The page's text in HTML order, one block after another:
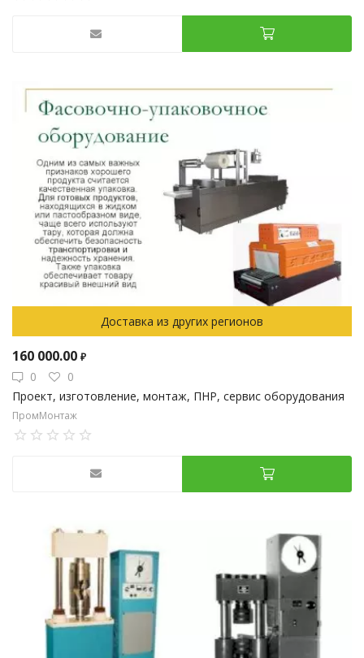
Доставка из других регионов
160 000.00 ₽
0
0
Проект, изготовление, монтаж, ПНР, сервис оборудования
ПромМонтаж